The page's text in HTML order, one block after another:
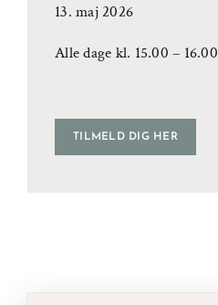
13. maj 2026
Alle dage kl. 15.00 – 16.00
TILMELD DIG HER